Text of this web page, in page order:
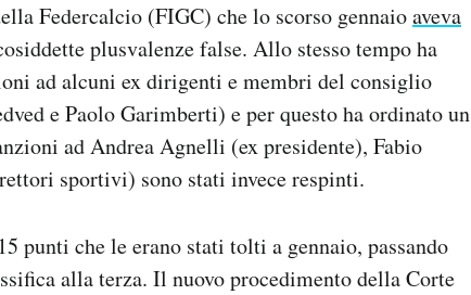
Federcalcio (FIGC) che lo scorso gennaioaveva
plusvalenze false. Allo stesso tempo ha
ad alcuni ex dirigenti e membri del consiglio
e Paolo Garimberti) e per questo ha ordinato un
ad Andrea Agnelli (ex presidente), Fabio
sportivi) sono stati invece respinti.
punti che le erano stati tolti a gennaio, passando
alla terza. Il nuovo procedimento della Corte